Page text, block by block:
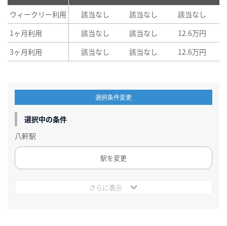
ウィークリー利用 該当なし 該当なし 該当なし
1ヶ月利用
該当なし 該当なし 12.6万円
3ヶ月利用
該当なし 該当なし 12.6万円
選択条件変更
選択中の条件
八軒駅
駅を変更
さらに表示